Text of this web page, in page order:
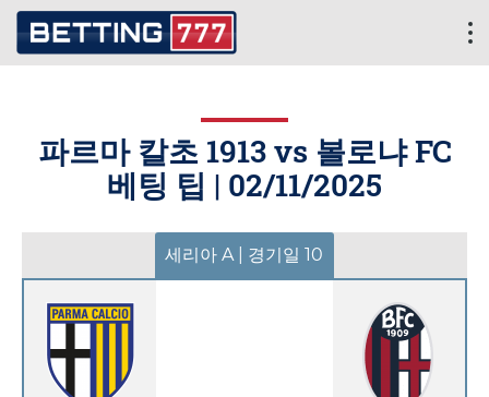
파르마 칼초 1913 vs 볼로냐 FC
베팅 팁 | 02/11/2025
세리아 A | 경기일 10